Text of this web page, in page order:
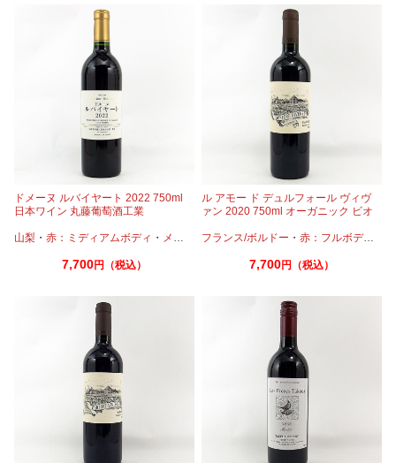
ドメーヌ ルバイヤート 2022 750ml
日本ワイン 丸藤葡萄酒工業
山梨 ・ 赤：ミディアムボディ ・ メルロー ・タナ
7,700円（税込）
ル アモー ド デュルフォール ヴィヴ
ァン 2020 750ml オーガニック ビオ
フランス/ボルドー ・赤：フルボディ
7,700円（税込）